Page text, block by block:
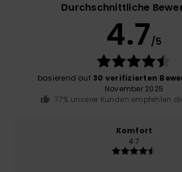
Durchschnittliche
4.7/5
basierend auf 30 verifizierten
November 2025
77% unserer Kunden empfehlen
Komfort
4.7